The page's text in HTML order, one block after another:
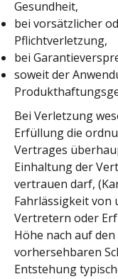
Gesundheit,
bei vorsätzlicher
Pflichtverletzung,
bei
soweit der
Bei Verletzung
Erfüllung die
Vertrages
Einhaltung der
vertrauen darf,
Fahrlässigkeit von
Vertretern oder
Höhe nach auf
vorhersehbaren
Entstehung